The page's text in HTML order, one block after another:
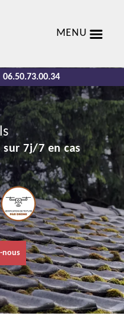
MENU
06.50.73.00.34
7j/7 en cas
nous